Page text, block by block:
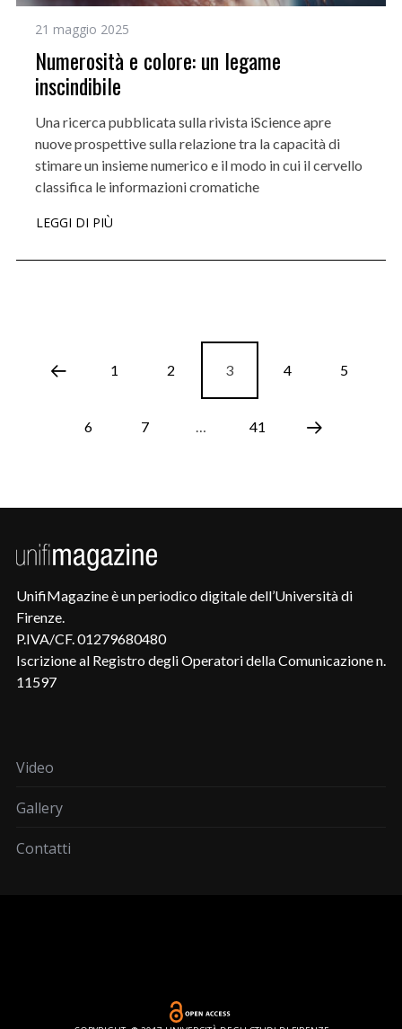
21 maggio 2025
Numerosità e colore: un legame
inscindibile
Una ricerca pubblicata sulla rivista iScience apre
nuove prospettive sulla relazione tra la capacità di
stimare un insieme numerico e il modo in cui il cervello
classifica le informazioni cromatiche
LEGGI DI PIÙ
1 2 3 4 5
6 7 … 41
UnifiMagazine è un periodico digitale dell’Università di
Firenze.
P.IVA/CF. 01279680480
Iscrizione al Registro degli Operatori della Comunicazione n.
11597
Video
Gallery
Contatti